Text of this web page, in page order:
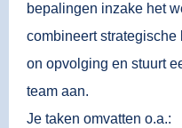
bepalingen inzake het
combineert
on opvolging en stuurt
team aan.
Je taken omvatten o.a.: